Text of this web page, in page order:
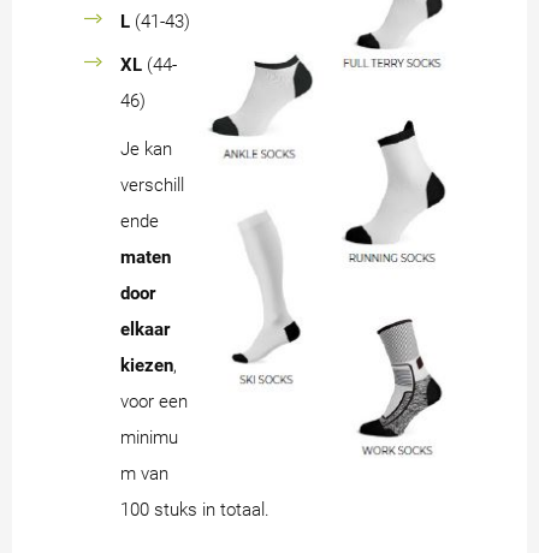
L (41-43)
XL (44-
46)
Je kan
verschill
ende
maten
door
elkaar
kiezen,
voor een
minimu
m van
100 stuks in totaal.